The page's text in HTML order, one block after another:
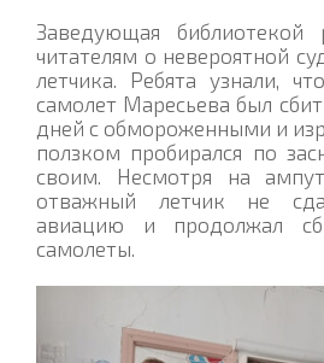
Заведующая библиотекой
читателям о невероятной
летчика. Ребята узнали,
самолет Маресьева был
дней с обмороженными и
ползком пробирался по
своим. Несмотря на
отважный летчик не
авиацию и продолжал
самолеты.